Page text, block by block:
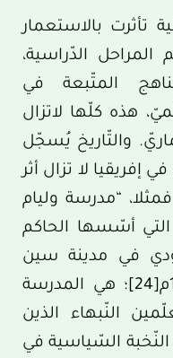
تأثرت بالاستعمار
المراحل الدّراسية،
المتّبعة في
هذه كلّها لاتزال
والتّاريخ يُسجّل
إفريقيا لا تزال أثر
“مدرسة وليام
التي أسّسها الحاكم
في مدينة سين
[24]
؛ هي المدرسة
النّبهاء الذين
السّياسية في